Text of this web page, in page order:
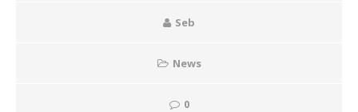
Seb
News
0